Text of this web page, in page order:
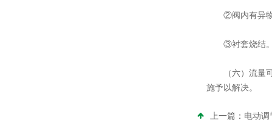
②阀内有异
③衬套烧结
（六）流量可
施予以解决。
上一篇： 电动调